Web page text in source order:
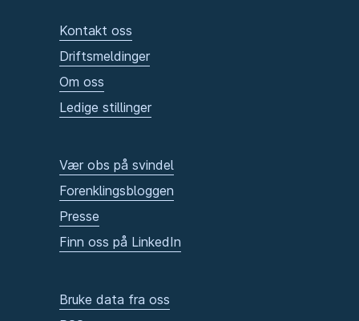
Kontakt oss
Driftsmeldinger
Om oss
Ledige stillinger
Vær obs på svindel
Forenklingsbloggen
Presse
Finn oss på LinkedIn
Bruke data fra oss